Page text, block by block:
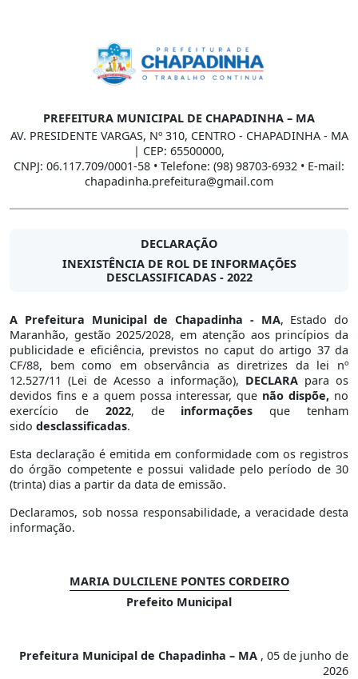
PREFEITURA MUNICIPAL DE CHAPADINHA – MA
AV. PRESIDENTE VARGAS, Nº 310, CENTRO - CHAPADINHA - MA
| CEP: 65500000,
CNPJ: 06.117.709/0001-58 • Telefone: (98) 98703-6932 • E-mail:
chapadinha.prefeitura@gmail.com
DECLARAÇÃO
INEXISTÊNCIA DE ROL DE INFORMAÇÕES
DESCLASSIFICADAS - 2022
A Prefeitura Municipal de Chapadinha - MA, Estado do
Maranhão, gestão 2025/2028, em atenção aos princípios da
publicidade e eficiência, previstos no caput do artigo 37 da
CF/88, bem como em observância as diretrizes da lei nº
12.527/11 (Lei de Acesso a informação), DECLARA para os
devidos fins e a quem possa interessar, que não dispõe, no
exercício de 2022, de informações que tenham
sido desclassificadas.
Esta declaração é emitida em conformidade com os registros
do órgão competente e possui validade pelo período de 30
(trinta) dias a partir da data de emissão.
Declaramos, sob nossa responsabilidade, a veracidade desta
informação.
MARIA DULCILENE PONTES CORDEIRO
Prefeito Municipal
Prefeitura Municipal de Chapadinha – MA , 05 de junho de
2026